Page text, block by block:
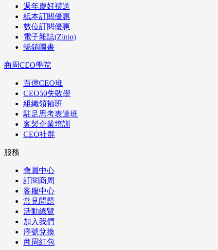
週年慶好禮送
紙本訂閱優惠
數位訂閱優惠
電子雜誌(Zinio)
暢銷圖書
商周CEO學院
百億CEO班
CEO50失敗學
組織領袖班
駐足思考表達班
客製企業培訓
CEO社群
服務
會員中心
訂閱商周
客服中心
常見問題
活動總覽
加入我們
序號兌換
商周紅包